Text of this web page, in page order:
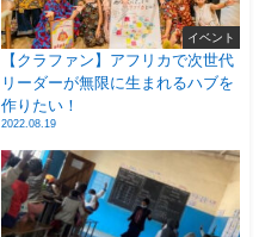
イベント
【クラファン】アフリカで次世代
リーダーが無限に生まれるハブを
作りたい！
2022.08.19